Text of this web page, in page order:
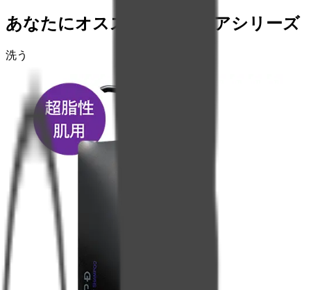
あなたにオススメのヘアケアシリーズ
洗う